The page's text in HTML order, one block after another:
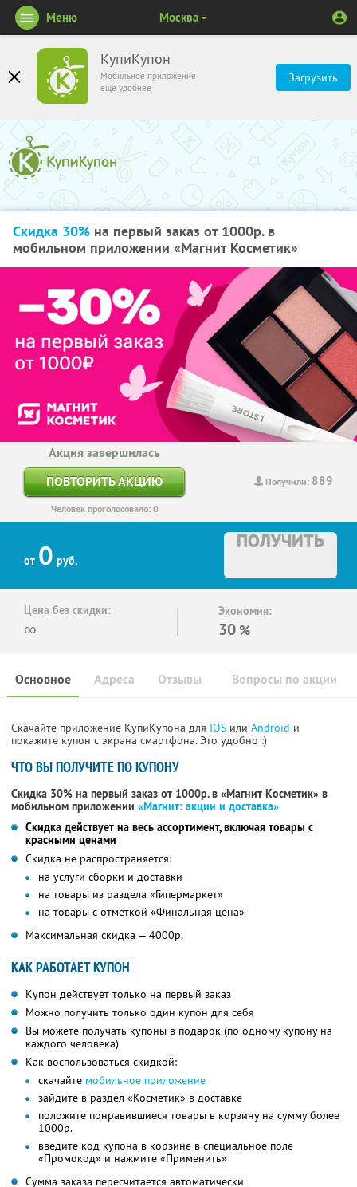
КупиКупон
Мобильное приложение
ещё удобнее
Загрузить
Меню Москва
Скидка 30% на первый заказ от 1000р. в
мобильном приложении «Магнит Косметик»
Получили: 889
Акция завершилась
ПОВТОРИТЬ АКЦИЮ
Человек проголосовало: 0
от 0 руб.
ПОЛУЧИТЬ
Цена без скидки:
∞
Экономия:
30 %
Основное Отзывы Вопросы по акции
Адреса
Скачайте приложение КупиКупона для IOS или Android и
покажите купон с экрана смартфона. Это удобно :)
ЧТО ВЫ ПОЛУЧИТЕ ПО КУПОНУ
Скидка 30% на первый заказ от 1000р. в «Магнит Косметик» в
мобильном приложении «Магнит: акции и доставка»
Скидка действует на весь ассортимент, включая товары с
красными ценами
Скидка не распространяется:
на услуги сборки и доставки
на товары из раздела «Гипермаркет»
на товары с отметкой «Финальная цена»
Максимальная скидка — 4000р.
КАК РАБОТАЕТ КУПОН
Купон действует только на первый заказ
Можно получить только один купон для себя
Вы можете получать купоны в подарок (по одному купону на
каждого человека)
Как воспользоваться скидкой:
скачайте мобильное приложение
зайдите в раздел «Косметик» в доставке
положите понравившиеся товары в корзину на сумму более
1000р.
введите код купона в корзине в специальное поле
«Промокод» и нажмите «Применить»
Сумма заказа пересчитается автоматически